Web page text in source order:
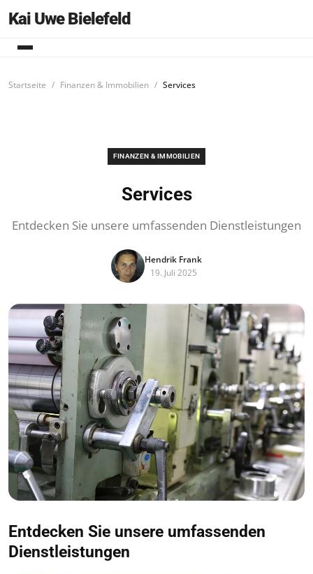
Kai Uwe Bielefeld
Startseite Finanzen & Immobilien Services
FINANZEN & IMMOBILIEN
Services
Entdecken Sie unsere umfassenden Dienstleistungen
Hendrik Frank
19. Juli 2025
Entdecken Sie unsere umfassenden
Dienstleistungen